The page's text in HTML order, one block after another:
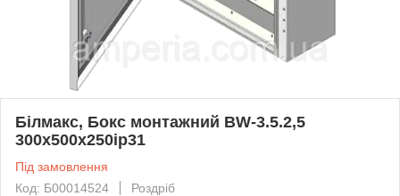
Білмакс, Бокс монтажний BW-3.5.2,5
300х500х250ip31
Під замовлення
Код: Б00014524
Роздріб